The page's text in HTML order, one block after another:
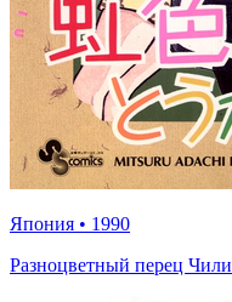
Япония • 1990
Разноцветный перец Чили